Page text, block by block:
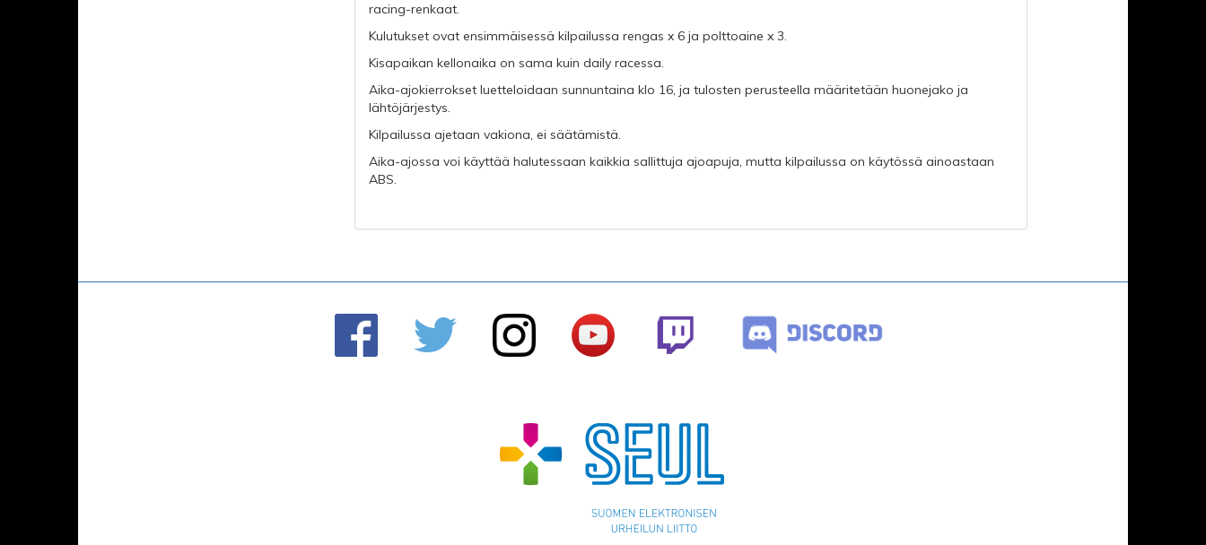
racing-renkaat.
Kulutukset ovat ensimmäisessä kilpailussa rengas x 6 ja polttoaine x 3.
Kisapaikan kellonaika on sama kuin daily racessa.
Aika-ajokierrokset luetteloidaan sunnuntaina klo 16, ja tulosten perusteella määritetään huonejako ja
lähtöjärjestys.
Kilpailussa ajetaan vakiona, ei säätämistä.
Aika-ajossa voi käyttää halutessaan kaikkia sallittuja ajoapuja, mutta kilpailussa on käytössä ainoastaan
ABS.